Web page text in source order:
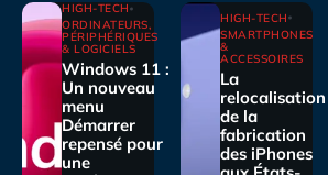
HIGH-TECH
ORDINATEURS,
PÉRIPHÉRIQUES
& LOGICIELS
Windows 11 :
Un nouveau
menu
Démarrer
repensé pour
une
HIGH-TECH
SMARTPHONES
&
ACCESSOIRES
La
relocalisation
de la
fabrication
des iPhones